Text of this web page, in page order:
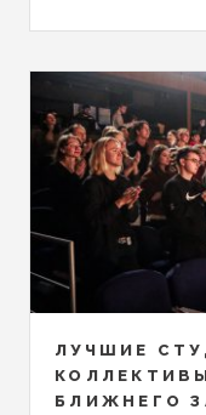
ЛУЧШИЕ
БЛИЖНЕГО